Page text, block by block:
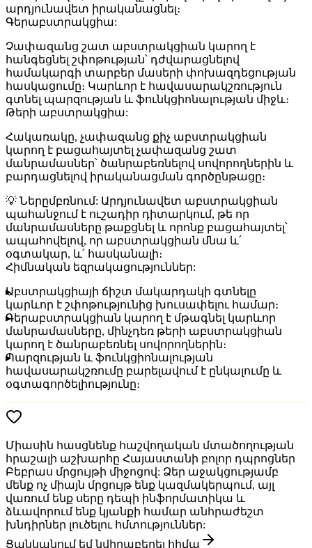
արդյունավետ իրականացնել։
Գերաբստրակցիա:
Չափազանց շատ աբստրակցիան կարող է
հանգեցնել շփոթության՝ դժվարացնելով
համակարգի տարբեր մասերի փոխազդեցության
հասկացումը։ Կարևոր է հավասարակշռություն
գտնել պարզության և ֆունկցիոնալության միջև։
Թերի աբստրակցիա:
Հակառակը, չափազանց քիչ աբստրակցիան
կարող է բացահայտել չափազանց շատ
մանրամասներ՝ ծանրաբեռնելով սովորողներին և
բարդացնելով իրականացման գործընթացը։
💡 Ներըմբռնում: Արդյունավետ աբստրակցիան
պահանջում է ուշադիր դիտարկում, թե որ
մանրամասները թաքցնել և որոնք բացահայտել՝
ապահովելով, որ աբստրակցիան մնա և՛
օգտակար, և՛ հասկանալի։
Հիմնական եզրակացություններ:
Աբստրակցիայի ճիշտ մակարդակի գտնելը
կարևոր է շփոթությունից խուսափելու համար։
Գերաբստրակցիան կարող է մթագնել կարևոր
մանրամասները, մինչդեռ թերի աբստրակցիան
կարող է ծանրաբեռնել սովորողներին։
Պարզության և ֆունկցիոնալության
հավասարակշռումը բարելավում է ընկալումը և
օգտագործելիությունը։
Միասին հասցնենք հաշվողական մտածողության
հրաշալի աշխարհը Հայաստանի բոլոր դպրոցներ
Բեբրաս մրցույթի միջոցով: Ձեր աջակցությամբ
մենք ոչ միայն մրցույթ ենք կազմակերպում, այլ
վառում ենք սերը դեպի ինֆորմատիկա և
ձևավորում ենք կյանքի համար անհրաժեշտ
խնդիրներ լուծելու հմտություններ:
Ցանկանում եմ նվիրաբերել հիմա